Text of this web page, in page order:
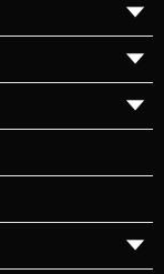
▼
▼
▼
▼